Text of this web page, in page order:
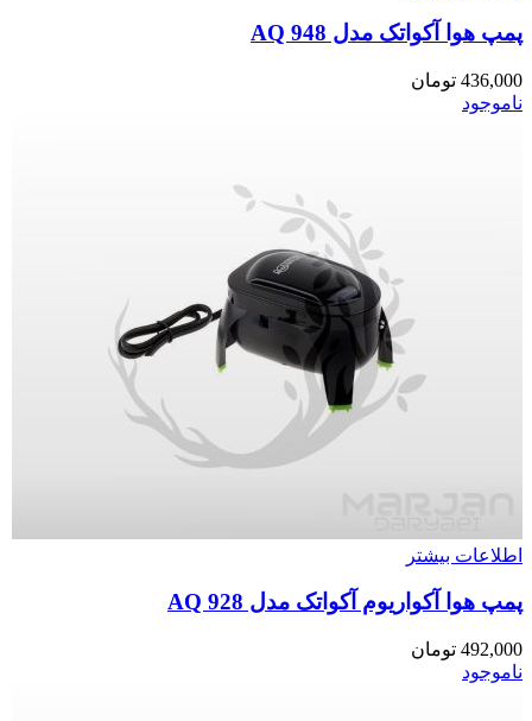
پمپ هوا آکواتک مدل AQ 948
436,000 تومان
ناموجود
اطلاعات بیشتر
پمپ هوا آکواریوم آکواتک مدل AQ 928
492,000 تومان
ناموجود